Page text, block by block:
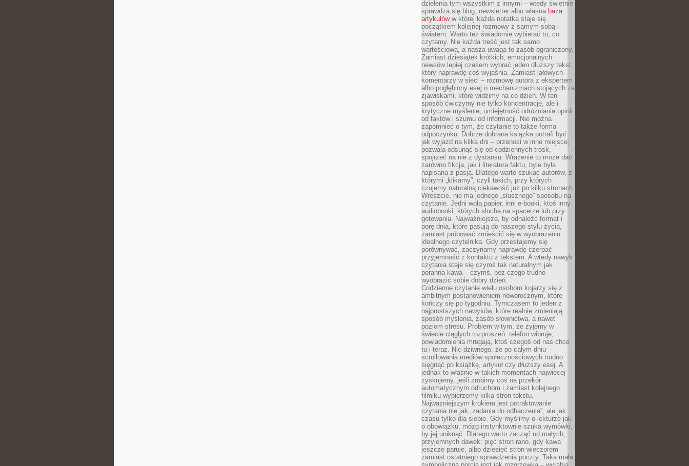
dzielenia tym wszystkim z innymi – wtedy świetnie
sprawdza się blog, newsletter albo własna baza
artykułóww której każda notatka staje się
początkiem kolejnej rozmowy z samym sobą i
światem. Warto też świadomie wybierać to, co
czytamy. Nie każda treść jest tak samo
wartościowa, a nasza uwaga to zasób ograniczony.
Zamiast dziesiątek krótkich, emocjonalnych
newsów lepiej czasem wybrać jeden dłuższy tekst,
który naprawdę coś wyjaśnia. Zamiast jałowych
komentarzy w sieci – rozmowę autora z ekspertem
albo pogłębiony esej o mechanizmach stojących za
zjawiskami, które widzimy na co dzień. W ten
sposób ćwiczymy nie tylko koncentrację, ale i
krytyczne myślenie, umiejętność odróżniania opinii
od faktów i szumu od informacji. Nie można
zapomnieć o tym, że czytanie to także forma
odpoczynku. Dobrze dobrana książka potrafi być
jak wyjazd na kilka dni – przenosi w inne miejsce,
pozwala odsunąć się od codziennych trosk,
spojrzeć na nie z dystansu. Wrażenie to może dać
zarówno fikcja, jak i literatura faktu, byle była
napisana z pasją. Dlatego warto szukać autorów, z
którymi „klikamy”, czyli takich, przy których
czujemy naturalną ciekawość już po kilku stronach.
Wreszcie, nie ma jednego „słusznego” sposobu na
czytanie. Jedni wolą papier, inni e-booki, ktoś inny
audiobooki, których słucha na spacerze lub przy
gotowaniu. Najważniejsze, by odnaleźć format i
porę dnia, które pasują do naszego stylu życia,
zamiast próbować zmieścić się w wyobrażeniu
idealnego czytelnika. Gdy przestajemy się
porównywać, zaczynamy naprawdę czerpać
przyjemność z kontaktu z tekstem. A wtedy nawyk
czytania staje się czymś tak naturalnym jak
poranna kawa – czymś, bez czego trudno
wyobrazić sobie dobry dzień.
Codzienne czytanie wielu osobom kojarzy się z
ambitnym postanowieniem noworocznym, które
kończy się po tygodniu. Tymczasem to jeden z
najprostszych nawyków, które realnie zmieniają
sposób myślenia, zasób słownictwa, a nawet
poziom stresu. Problem w tym, że żyjemy w
świecie ciągłych rozproszeń: telefon wibruje,
powiadomienia mrugają, ktoś czegoś od nas chce
tu i teraz. Nic dziwnego, że po całym dniu
scrollowania mediów społecznościowych trudno
sięgnąć po książkę, artykuł czy dłuższy esej. A
jednak to właśnie w takich momentach najwięcej
zyskujemy, jeśli zrobimy coś na przekór
automatycznym odruchom i zamiast kolejnego
filmiku wybierzemy kilka stron tekstu.
Najważniejszym krokiem jest potraktowanie
czytania nie jak „zadania do odhaczenia”, ale jak
czasu tylko dla siebie. Gdy myślimy o lekturze jak
o obowiązku, mózg instynktownie szuka wymówki,
by jej uniknąć. Dlatego warto zacząć od małych,
przyjemnych dawek: pięć stron rano, gdy kawa
jeszcze paruje, albo dziesięć stron wieczorem
zamiast ostatniego sprawdzenia poczty. Taka mała,